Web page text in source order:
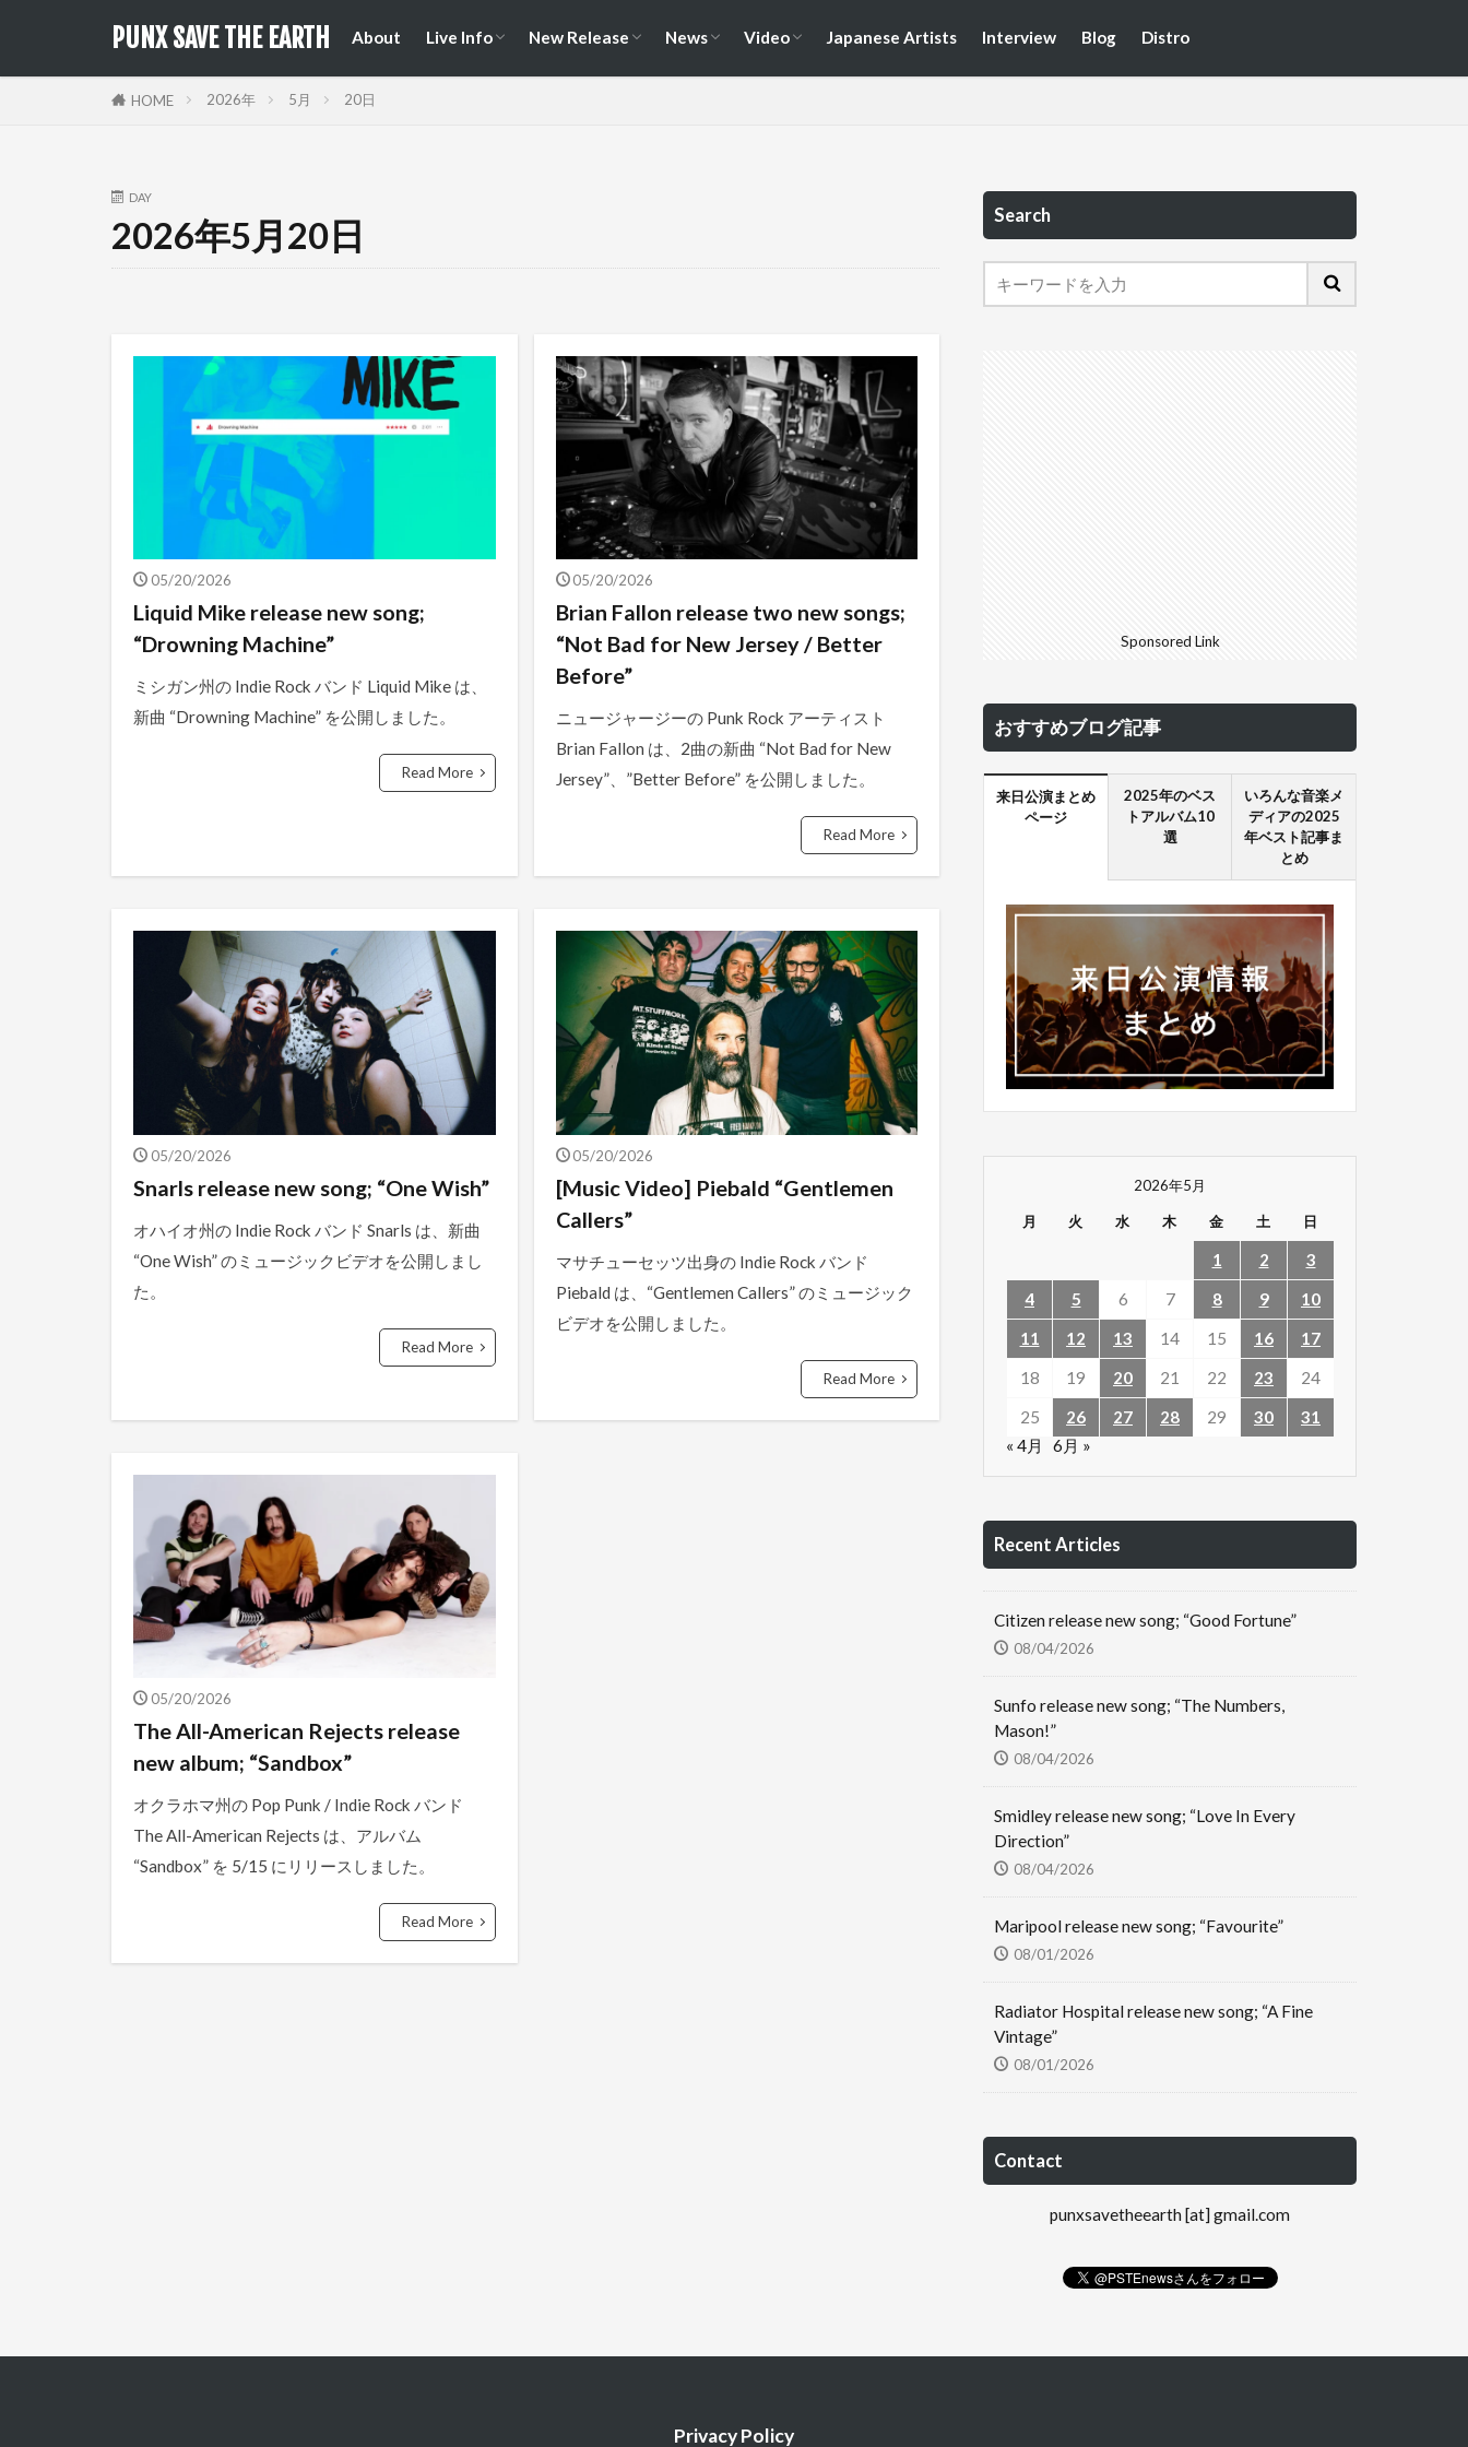
PUNX SAVE THE EARTH About Live Info New Release News Video Japanese Artists Interview Blog Distro
HOME 2026年 5月 20日
DAY
2026年5月20日
05/20/2026
Liquid Mike release new song;
“Drowning Machine”
ミシガン州の Indie Rock バンド Liquid Mike は、
新曲 “Drowning Machine” を公開しました。
Read More
05/20/2026
Brian Fallon release two new songs;
“Not Bad for New Jersey / Better
Before”
ニュージャージーの Punk Rock アーティスト
Brian Fallon は、2曲の新曲 “Not Bad for New
Jersey”、”Better Before” を公開しました。
Read More
05/20/2026
Snarls release new song; “One Wish”
オハイオ州の Indie Rock バンド Snarls は、新曲
“One Wish” のミュージックビデオを公開しまし
た。
Read More
05/20/2026
[Music Video] Piebald “Gentlemen
Callers”
マサチューセッツ出身の Indie Rock バンド
Piebald は、“Gentlemen Callers” のミュージック
ビデオを公開しました。
Read More
05/20/2026
The All-American Rejects release
new album; “Sandbox”
オクラホマ州の Pop Punk / Indie Rock バンド
The All-American Rejects は、アルバム
“Sandbox” を 5/15 にリリースしました。
Read More
Search
Sponsored Link
おすすめブログ記事
来日公演まとめ
ページ
2025年のベス
トアルバム10
選
いろんな音楽メ
ディアの2025
年ベスト記事ま
とめ
2026年5月
月 火 水 木 金 土 日
1 2
3
4
5 6 7 8 9
10
11
12 13 14 15 16
17
18
19 20 21 22 23
24
25
26 27 28 29 30
31
« 4月
6月 »
Recent Articles
Citizen release new song; “Good Fortune”
08/04/2026
Sunfo release new song; “The Numbers,
Mason!”
08/04/2026
Smidley release new song; “Love In Every
Direction”
08/04/2026
Maripool release new song; “Favourite”
08/01/2026
Radiator Hospital release new song; “A Fine
Vintage”
08/01/2026
Contact
punxsavetheearth [at] gmail.com
Privacy Policy